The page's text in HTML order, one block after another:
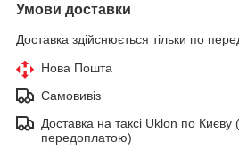
Умови доставки
Доставка здійснюється тільки по
Нова Пошта
Самовивіз
Доставка на таксі Uklon по Києву
передоплатою)